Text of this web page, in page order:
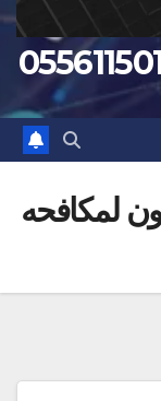
لمكافحه